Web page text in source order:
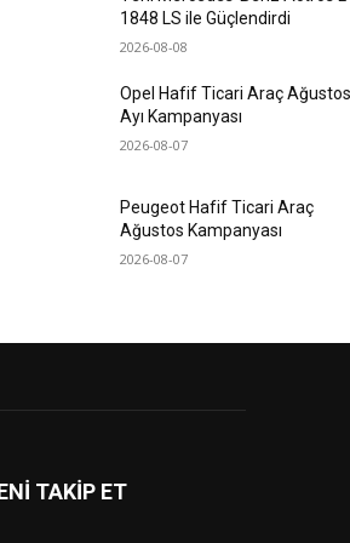
1848 LS ile Güçlendirdi
2026-08-08
Opel Hafif Ticari Araç Ağustos
Ayı Kampanyası
2026-08-07
Peugeot Hafif Ticari Araç
Ağustos Kampanyası
2026-08-07
TAKİP ET